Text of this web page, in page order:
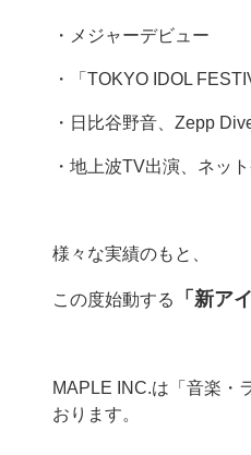
・メジャーデビュー
・「 TOKYO IDOL
・日比谷野音、Zepp
・地上波TV出演、ネッ
様々な実績のもと、
この度始動する 「新ア
MAPLE INC.は「音楽・
おります。